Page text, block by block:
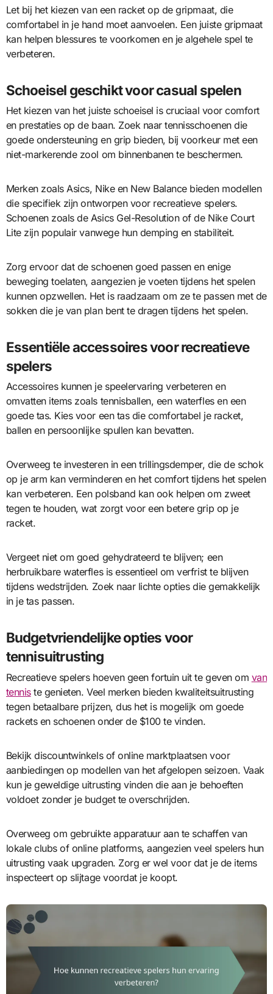
Let bij het kiezen van een racket op de gripmaat, die
comfortabel in je hand moet aanvoelen. Een juiste gripmaat
kan helpen blessures te voorkomen en je algehele spel te
verbeteren.
Schoeisel geschikt voor casual spelen
Het kiezen van het juiste schoeisel is cruciaal voor comfort
en prestaties op de baan. Zoek naar tennisschoenen die
goede ondersteuning en grip bieden, bij voorkeur met een
niet-markerende zool om binnenbanen te beschermen.
Merken zoals Asics, Nike en New Balance bieden modellen
die specifiek zijn ontworpen voor recreatieve spelers.
Schoenen zoals de Asics Gel-Resolution of de Nike Court
Lite zijn populair vanwege hun demping en stabiliteit.
Zorg ervoor dat de schoenen goed passen en enige
beweging toelaten, aangezien je voeten tijdens het spelen
kunnen opzwellen. Het is raadzaam om ze te passen met de
sokken die je van plan bent te dragen tijdens het spelen.
Essentiële accessoires voor recreatieve
spelers
Accessoires kunnen je speelervaring verbeteren en
omvatten items zoals tennisballen, een waterfles en een
goede tas. Kies voor een tas die comfortabel je racket,
ballen en persoonlijke spullen kan bevatten.
Overweeg te investeren in een trillingsdemper, die de schok
op je arm kan verminderen en het comfort tijdens het spelen
kan verbeteren. Een polsband kan ook helpen om zweet
tegen te houden, wat zorgt voor een betere grip op je
racket.
Vergeet niet om goed gehydrateerd te blijven; een
herbruikbare waterfles is essentieel om verfrist te blijven
tijdens wedstrijden. Zoek naar lichte opties die gemakkelijk
in je tas passen.
Budgetvriendelijke opties voor
tennisuitrusting
Recreatieve spelers hoeven geen fortuin uit te geven om van
tenniste genieten. Veel merken bieden kwaliteitsuitrusting
tegen betaalbare prijzen, dus het is mogelijk om goede
rackets en schoenen onder de $100 te vinden.
Bekijk discountwinkels of online marktplaatsen voor
aanbiedingen op modellen van het afgelopen seizoen. Vaak
kun je geweldige uitrusting vinden die aan je behoeften
voldoet zonder je budget te overschrijden.
Overweeg om gebruikte apparatuur aan te schaffen van
lokale clubs of online platforms, aangezien veel spelers hun
uitrusting vaak upgraden. Zorg er wel voor dat je de items
inspecteert op slijtage voordat je koopt.